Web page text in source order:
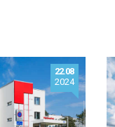
22.08
2024